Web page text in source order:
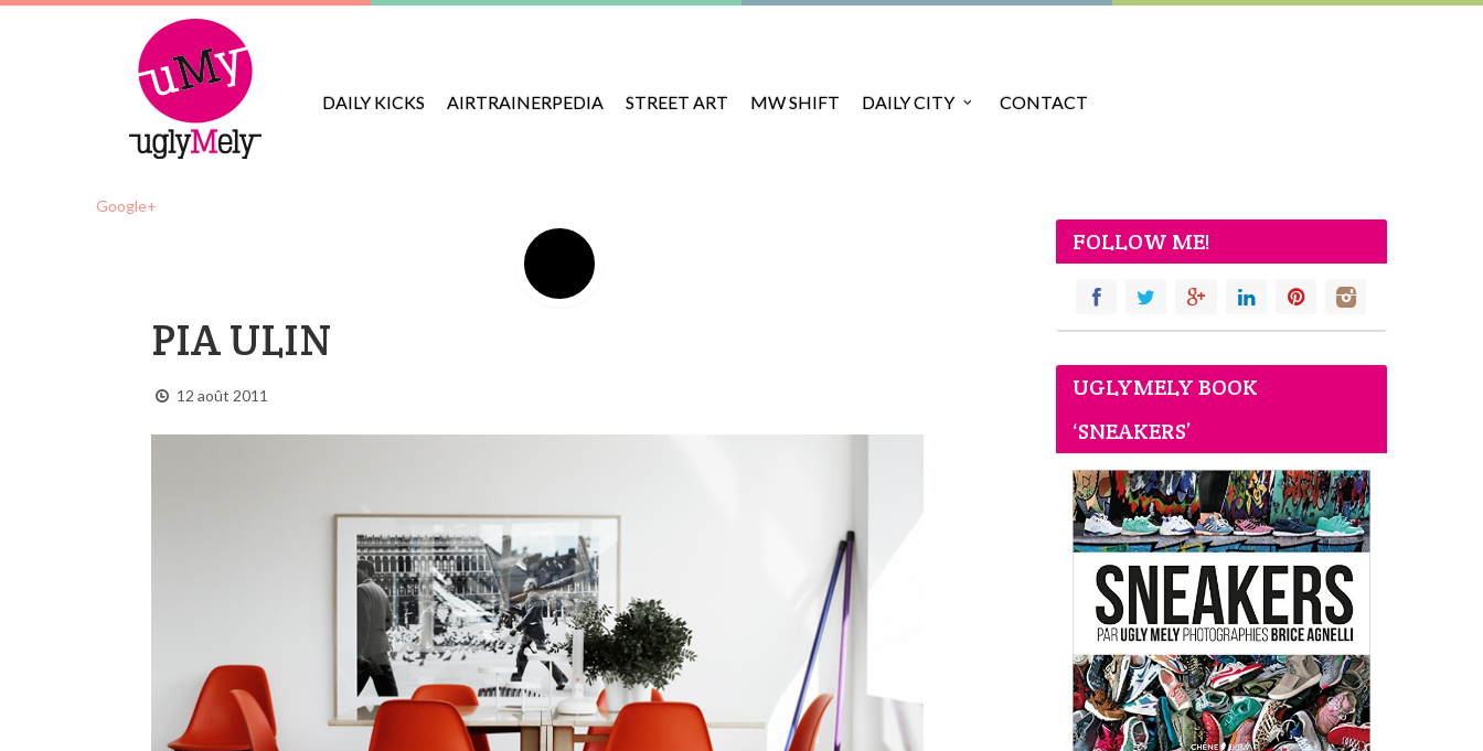
DAILY KICKS AIRTRAINERPEDIA STREET ART MW SHIFT DAILY CITY CONTACT
Google+
PIA ULIN
12 août 2011
FOLLOW ME!
UGLYMELY BOOK
‘SNEAKERS’